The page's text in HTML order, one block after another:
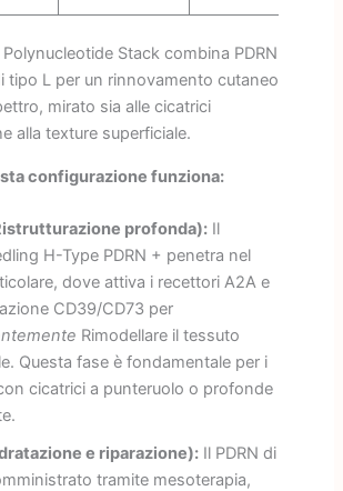
Stack combina PDRN
tipo L per un rinnovamento cutaneo
mirato sia alle cicatrici
alla texture superficiale.
configurazione funziona:
profonda):Il
H-Type PDRN + penetra nel
dove attiva i recettori A2A e
CD39/CD73 per
Rimodellare il tessuto
Questa fase è fondamentale per i
cicatrici a punteruolo o profonde
e riparazione):Il PDRN di
tramite mesoterapia,